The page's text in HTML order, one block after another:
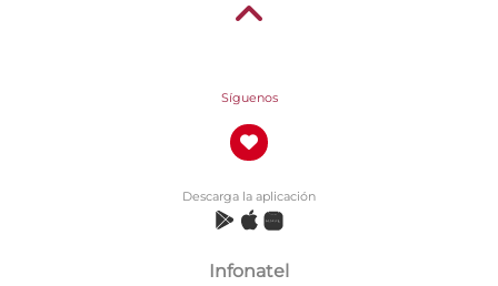
Síguenos
Descarga la aplicación
Infonatel